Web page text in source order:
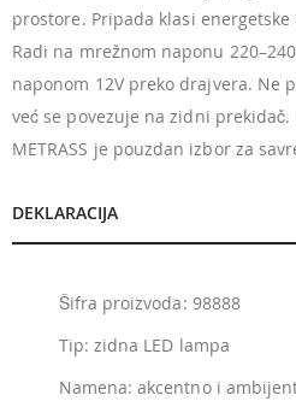
prostore. Pripada klasi
Radi na mrežnom naponu
naponom 12V preko drajvera. Ne
već se povezuje na zidni
METRASS je pouzdan izbor za
DEKLARACIJA
Šifra proizvoda: 98888
Tip: zidna LED lampa
Namena: akcentno i